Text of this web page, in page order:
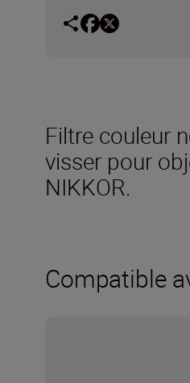
Filtre couleur
visser pour
NIKKOR.
Compatible